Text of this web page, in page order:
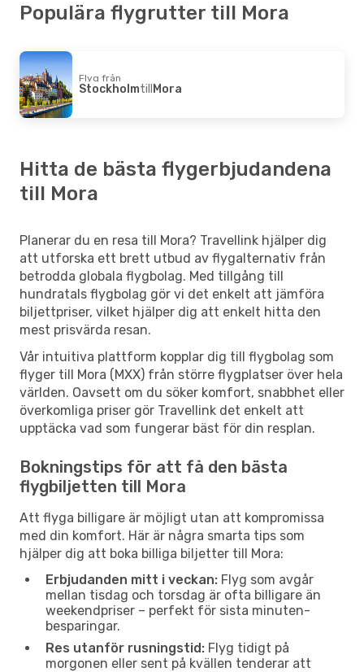
Populära flygrutter till Mora
Flyg från
StockholmtillMora
Hitta de bästa flygerbjudandena
till Mora
Planerar du en resa till Mora? Travellink hjälper dig
att utforska ett brett utbud av flygalternativ från
betrodda globala flygbolag. Med tillgång till
hundratals flygbolag gör vi det enkelt att jämföra
biljettpriser, vilket hjälper dig att enkelt hitta den
mest prisvärda resan.
Vår intuitiva plattform kopplar dig till flygbolag som
flyger till Mora (MXX) från större flygplatser över hela
världen. Oavsett om du söker komfort, snabbhet eller
överkomliga priser gör Travellink det enkelt att
upptäcka vad som fungerar bäst för din resplan.
Bokningstips för att få den bästa
flygbiljetten till Mora
Att flyga billigare är möjligt utan att kompromissa
med din komfort. Här är några smarta tips som
hjälper dig att boka billiga biljetter till Mora:
Erbjudanden mitt i veckan: Flyg som avgår
mellan tisdag och torsdag är ofta billigare än
weekendpriser – perfekt för sista minuten-
besparingar.
Res utanför rusningstid: Flyg tidigt på
morgonen eller sent på kvällen tenderar att